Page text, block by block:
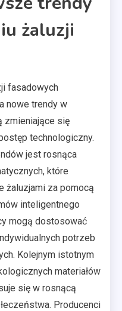
żaluzji
fasadowych
nowe trendy w
zmieniające się
technologiczny.
jest rosnąca
które
żaluzjami za pomocą
inteligentnego
mogą dostosować
potrzeb
Kolejnym istotnym
materiałów
się w rosnącą
Producenci